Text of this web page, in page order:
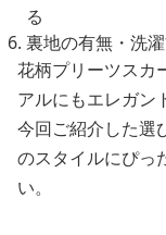
る
裏地の有無・洗
花柄プリーツスカ
アルにもエレガン
今回ご紹介した選
のスタイルにぴっ
い。